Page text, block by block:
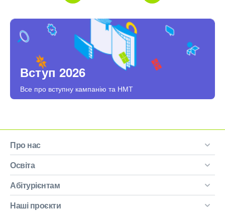
Вступ 2026
Все про вступну кампанію та НМТ
Про нас
Освіта
Абітурієнтам
Наші проєкти